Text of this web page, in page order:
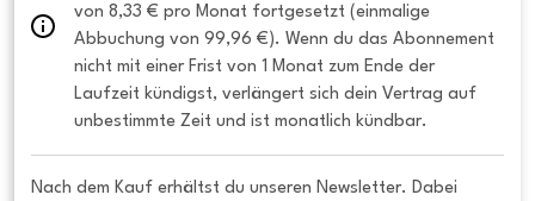
von 8,33 € pro Monat fortgesetzt (einmalige
Abbuchung von 99,96 €). Wenn du das Abonnement
nicht mit einer Frist von 1 Monat zum Ende der
Laufzeit kündigst, verlängert sich dein Vertrag auf
unbestimmte Zeit und ist monatlich kündbar.
Nach dem Kauf erhältst du unseren Newsletter. Dabei